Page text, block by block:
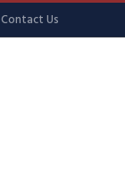
Contact Us